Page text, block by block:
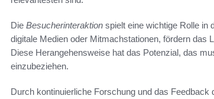
Die Besucherinteraktion spielt eine wichtige Rolle in
digitale Medien oder Mitmachstationen, fördern das
Diese Herangehensweise hat das Potenzial, das
einzubeziehen.
Durch kontinuierliche Forschung und das